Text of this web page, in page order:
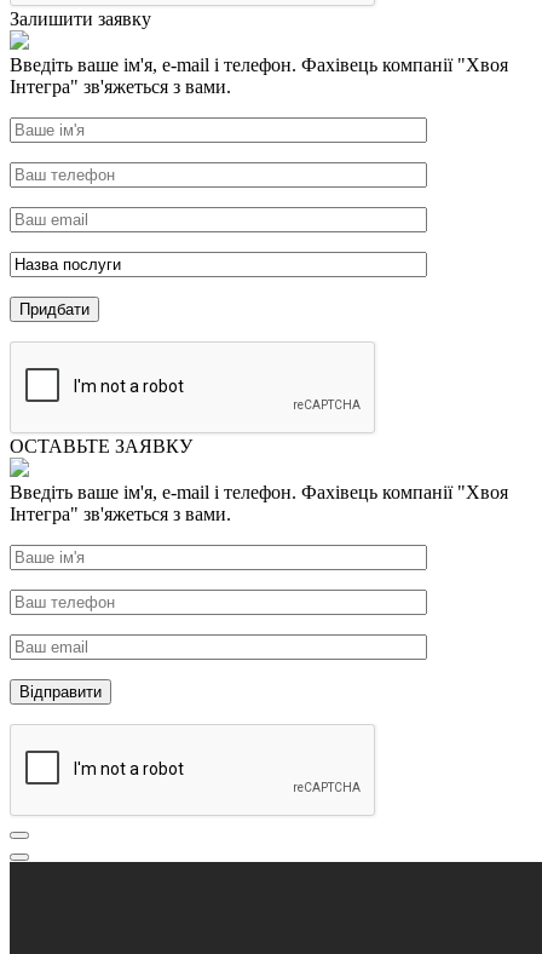
Залишити заявку
Введіть ваше ім'я, e-mail і телефон. Фахівець компанії "Хвоя
Інтегра" зв'яжеться з вами.
ОСТАВЬТЕ ЗАЯВКУ
Введіть ваше ім'я, e-mail і телефон. Фахівець компанії "Хвоя
Інтегра" зв'яжеться з вами.